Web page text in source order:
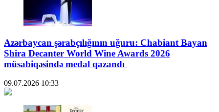
Azərbaycan şərabçılığının uğuru: Chabiant Bayan
Shira Decanter World Wine Awards 2026
müsabiqəsində medal qazandı
09.07.2026 10:33